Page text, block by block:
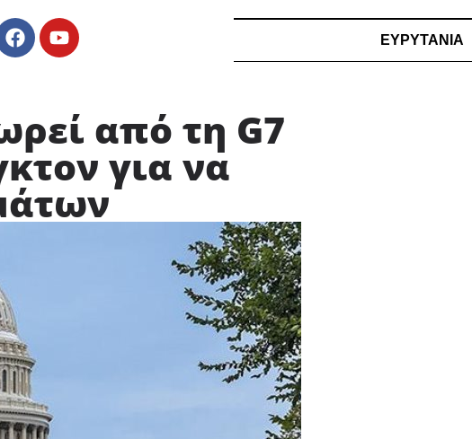
ΕΥΡΥΤΑΝΙΑ
από τη G7
για να